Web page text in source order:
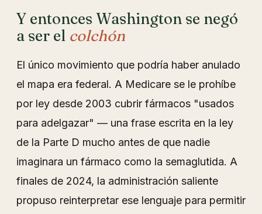
Y entonces Washington se negó
a ser el colchón
El único movimiento que podría haber anulado
el mapa era federal. A Medicare se le prohíbe
por ley desde 2003 cubrir fármacos "usados
para adelgazar" — una frase escrita en la ley
de la Parte D mucho antes de que nadie
imaginara un fármaco como la semaglutida. A
finales de 2024, la administración saliente
propuso reinterpretar ese lenguaje para permitir